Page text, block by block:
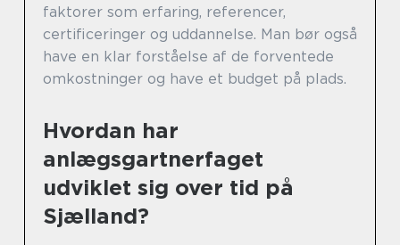
faktorer som erfaring, referencer,
certificeringer og uddannelse. Man bør også
have en klar forståelse af de forventede
omkostninger og have et budget på plads.
Hvordan har
anlægsgartnerfaget
udviklet sig over tid på
Sjælland?